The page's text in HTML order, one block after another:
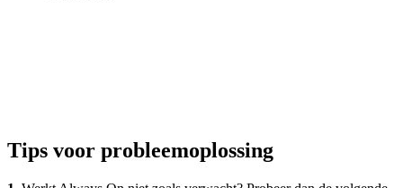
Tips voor probleemoplossing